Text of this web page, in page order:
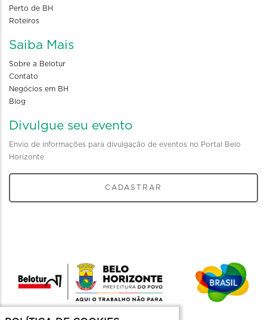
Perto de BH
Roteiros
Saiba Mais
Sobre a Belotur
Contato
Negócios em BH
Blog
Divulgue seu evento
Envio de informações para divulgação de eventos no Portal Belo
Horizonte
CADASTRAR